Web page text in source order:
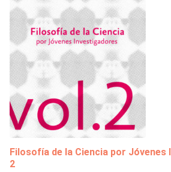
Filosofía de la Ciencia por
2